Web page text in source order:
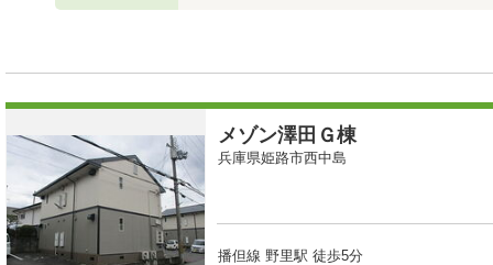
メゾン澤田Ｇ棟
兵庫県姫路市西中島
播但線 野里駅 徒歩5分